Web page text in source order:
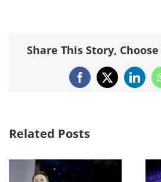
Share This Story,
Facebook
X
Related Posts